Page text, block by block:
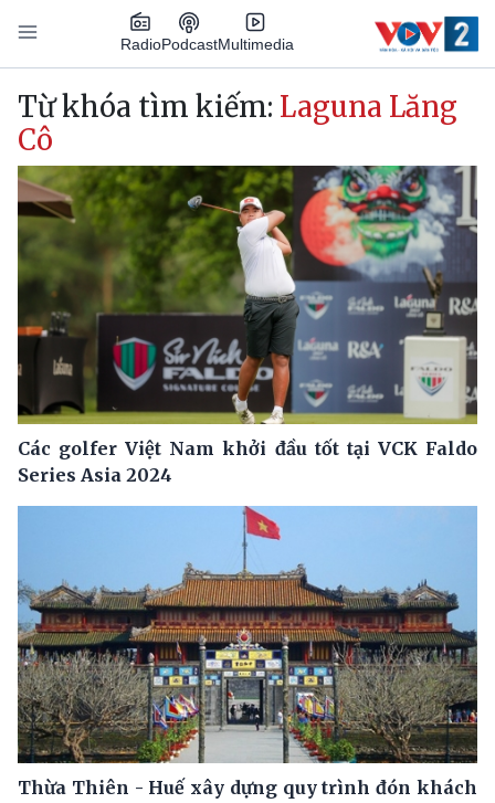
Nhảy đến nội dung
RadioPodcastMultimedia
Main navigation
Từ khóa tìm kiếm: Laguna Lăng
Cô
Các golfer Việt Nam khởi đầu tốt tại VCK Faldo
Series Asia 2024
Thừa Thiên - Huế xây dựng quy trình đón khách